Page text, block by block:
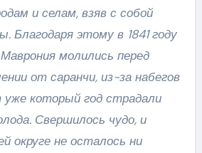
и селам, взяв с собой
Благодаря этому в 1841 году
молились перед
от саранчи, из-за набегов
уже который год страдали
Свершилось чудо, и
округе не осталось ни